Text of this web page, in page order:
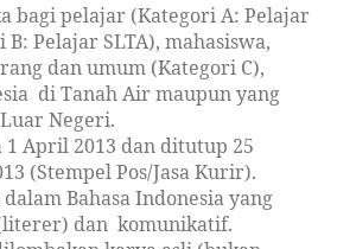
bagi pelajar (Kategori A: Pelajar
B: Pelajar SLTA), mahasiswa,
dan umum (Kategori C),
di Tanah Air maupun yang
Negeri.
April 2013 dan ditutup 25
(Stempel Pos/Jasa Kurir).
Bahasa Indonesia yang
dan komunikatif.